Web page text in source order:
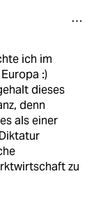
ich im
:)
dieses
denn
als einer
zu